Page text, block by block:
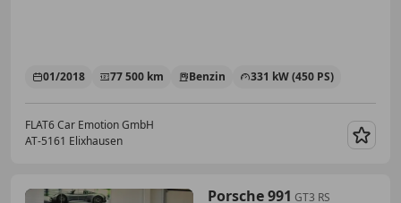
01/2018 77 500 km Benzin 331 kW (450 PS)
FLAT6 Car Emotion GmbH
AT-5161 Elixhausen
Porsche 991 GT3 RS